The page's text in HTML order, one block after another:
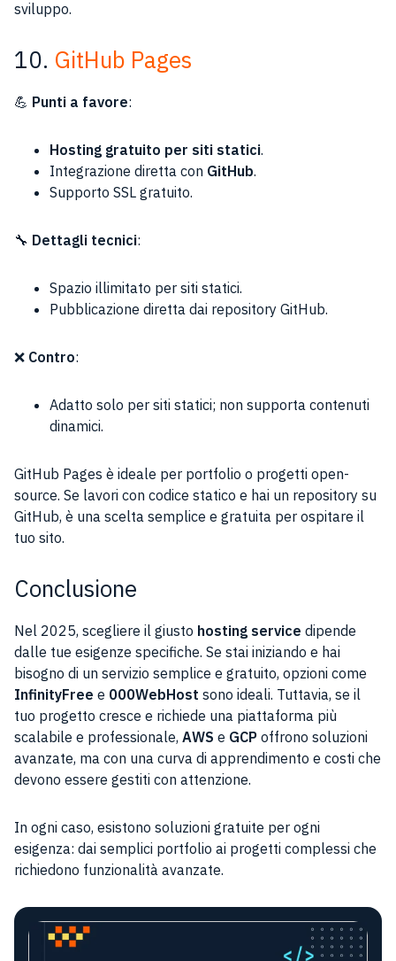
sviluppo.
10. GitHub Pages
💪 Punti a favore:
Hosting gratuito per siti statici.
Integrazione diretta con GitHub.
Supporto SSL gratuito.
🔧 Dettagli tecnici:
Spazio illimitato per siti statici.
Pubblicazione diretta dai repository GitHub.
❌ Contro:
Adatto solo per siti statici; non supporta contenuti
dinamici.
GitHub Pages è ideale per portfolio o progetti open-
source. Se lavori con codice statico e hai un repository su
GitHub, è una scelta semplice e gratuita per ospitare il
tuo sito.
Conclusione
Nel 2025, scegliere il giusto hosting service dipende
dalle tue esigenze specifiche. Se stai iniziando e hai
bisogno di un servizio semplice e gratuito, opzioni come
InfinityFree e 000WebHost sono ideali. Tuttavia, se il
tuo progetto cresce e richiede una piattaforma più
scalabile e professionale, AWS e GCP offrono soluzioni
avanzate, ma con una curva di apprendimento e costi che
devono essere gestiti con attenzione.
In ogni caso, esistono soluzioni gratuite per ogni
esigenza: dai semplici portfolio ai progetti complessi che
richiedono funzionalità avanzate.